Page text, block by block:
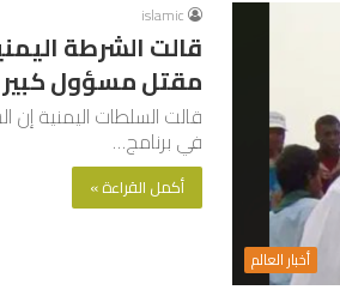
أخبار العالم
islamic
قالت الشرطة
مقتل مسؤول كبير
قالت السلطات اليمنية
في برنامج…
أكمل القراءة »